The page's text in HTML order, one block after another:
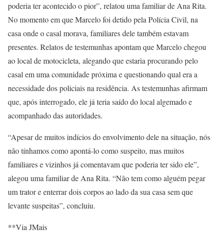
poderia ter acontecido o pior”, relatou uma familiar de Ana Rita.
No momento em que Marcelo foi detido pela Polícia Civil, na
casa onde o casal morava, familiares dele também estavam
presentes. Relatos de testemunhas apontam que Marcelo chegou
ao local de motocicleta, alegando que estaria procurando pelo
casal em uma comunidade próxima e questionando qual era a
necessidade dos policiais na residência. As testemunhas afirmam
que, após interrogado, ele já teria saído do local algemado e
acompanhado das autoridades.
“Apesar de muitos indícios do envolvimento dele na situação, nós
não tínhamos como apontá-lo como suspeito, mas muitos
familiares e vizinhos já comentavam que poderia ter sido ele”,
alegou uma familiar de Ana Rita. “Não tem como alguém pegar
um trator e enterrar dois corpos ao lado da sua casa sem que
levante suspeitas”, concluiu.
**Via JMais